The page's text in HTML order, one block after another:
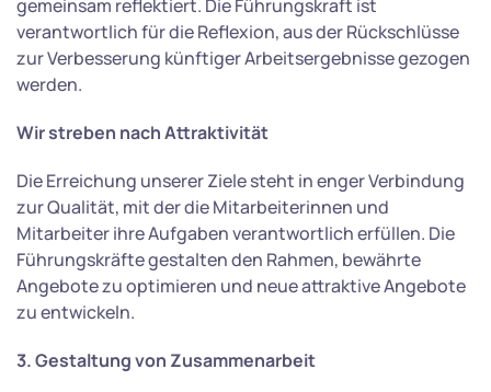
gemeinsam reflektiert. Die Führungskraft ist
verantwortlich für die Reflexion, aus der Rückschlüsse
zur Verbesserung künftiger Arbeitsergebnisse gezogen
werden.
Wir streben nach Attraktivität
Die Erreichung unserer Ziele steht in enger Verbindung
zur Qualität, mit der die Mitarbeiterinnen und
Mitarbeiter ihre Aufgaben verantwortlich erfüllen. Die
Führungskräfte gestalten den Rahmen, bewährte
Angebote zu optimieren und neue attraktive Angebote
zu entwickeln.
3. Gestaltung von Zusammenarbeit